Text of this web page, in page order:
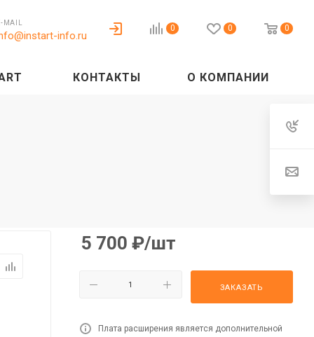
MAIL
info.ru
0 0 0
КОНТАКТЫ О КОМПАНИИ
5 700 ₽/шт
ЗАКАЗАТЬ
Плата расширения является дополнительной